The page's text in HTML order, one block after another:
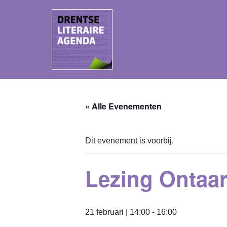
« Alle Evenementen
Dit evenement is voorbij.
Lezing
21 februari | 14:00 - 16:00